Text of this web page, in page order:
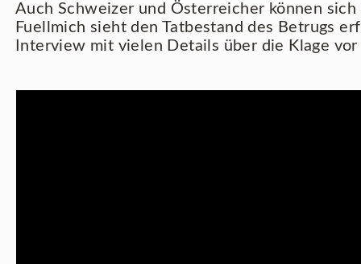
Auch Schweizer und Österreicher können
Fuellmich sieht den Tatbestand des Betrugs
Interview mit vielen Details über die Klage